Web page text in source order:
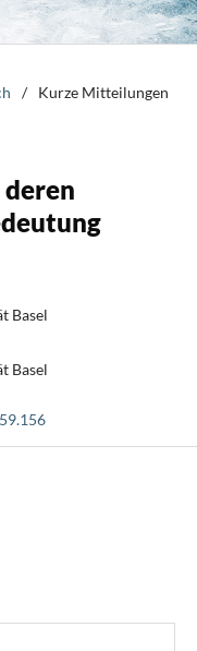
/ Kurze Mitteilungen
Basel
Basel